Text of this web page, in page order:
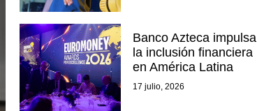
Banco Azteca impulsa
la inclusión financiera
en América Latina
17 julio, 2026